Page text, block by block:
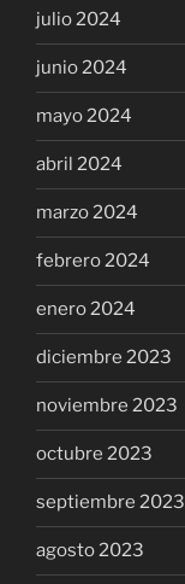
julio 2024
junio 2024
mayo 2024
abril 2024
marzo 2024
febrero 2024
enero 2024
diciembre 2023
noviembre 2023
octubre 2023
septiembre 2023
agosto 2023